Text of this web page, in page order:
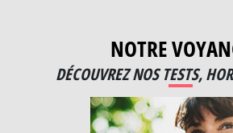
NOTRE
DÉCOUVREZ NOS TESTS,